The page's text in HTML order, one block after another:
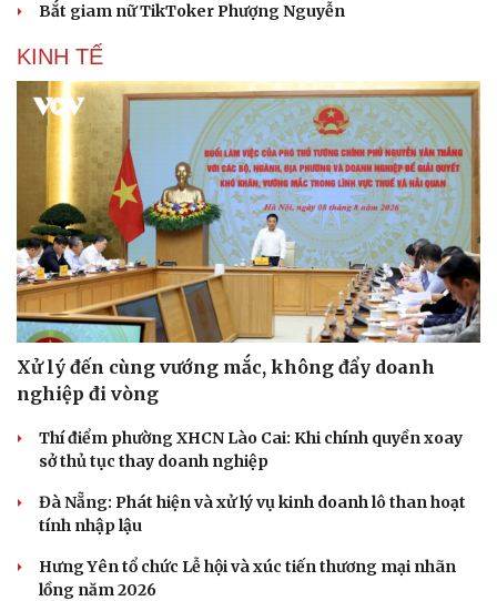
Bắt giam nữ TikToker Phượng Nguyễn
KINH TẾ
Xử lý đến cùng vướng mắc, không đẩy doanh
nghiệp đi vòng
Thí điểm phường XHCN Lào Cai: Khi chính quyền xoay
sở thủ tục thay doanh nghiệp
Đà Nẵng: Phát hiện và xử lý vụ kinh doanh lô than hoạt
tính nhập lậu
Hưng Yên tổ chức Lễ hội và xúc tiến thương mại nhãn
lồng năm 2026